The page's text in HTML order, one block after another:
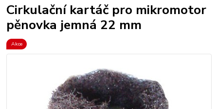
Cirkulační kartáč pro mikromotor
pěnovka jemná 22 mm
Akce